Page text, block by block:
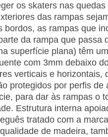
os skaters nas
das rampas
bordos, as rampas que
da rampa que passa
superfície plana) têm
com 3mm debaixo
verticais e horizontais,
protegidos por perfis de
para dar às rampas o
Estrutura interna
tratado com a
de madeira,